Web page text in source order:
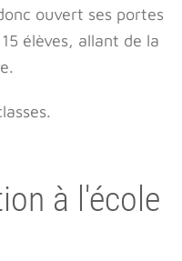
ouvert ses portes
élèves, allant de la
à l'école